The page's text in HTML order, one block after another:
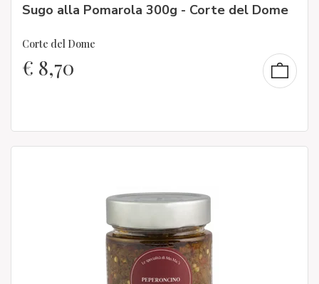
Sugo alla Pomarola 300g - Corte del Dome
Corte del Dome
€ 8,70